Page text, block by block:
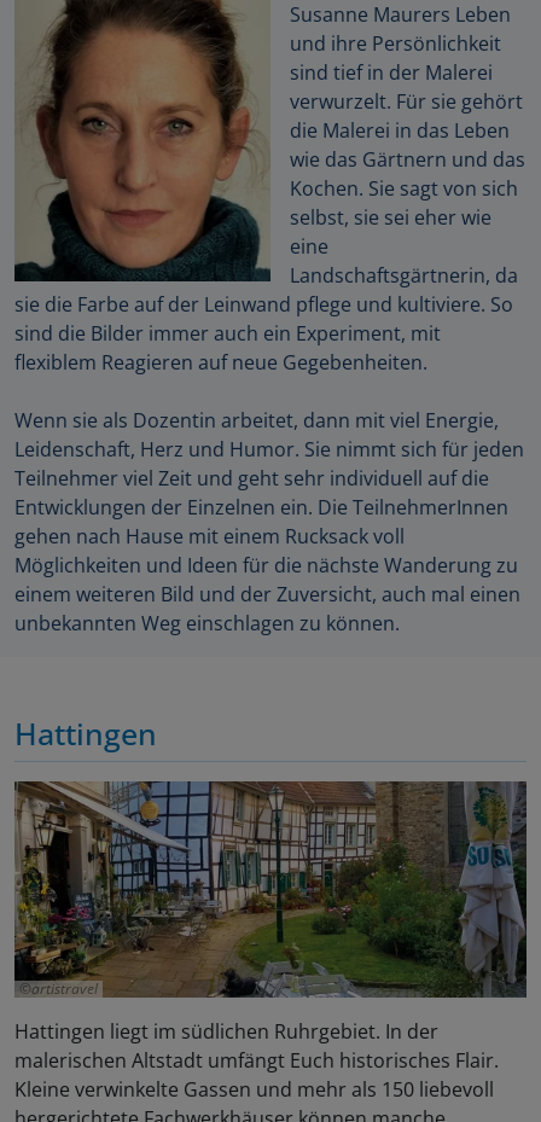
Susanne Maurers Leben
und ihre Persönlichkeit
sind tief in der Malerei
verwurzelt. Für sie gehört
die Malerei in das Leben
wie das Gärtnern und das
Kochen. Sie sagt von sich
selbst, sie sei eher wie
eine
Landschaftsgärtnerin, da
sie die Farbe auf der Leinwand pflege und kultiviere. So
sind die Bilder immer auch ein Experiment, mit
flexiblem Reagieren auf neue Gegebenheiten.
Wenn sie als Dozentin arbeitet, dann mit viel Energie,
Leidenschaft, Herz und Humor. Sie nimmt sich für jeden
Teilnehmer viel Zeit und geht sehr individuell auf die
Entwicklungen der Einzelnen ein. Die TeilnehmerInnen
gehen nach Hause mit einem Rucksack voll
Möglichkeiten und Ideen für die nächste Wanderung zu
einem weiteren Bild und der Zuversicht, auch mal einen
unbekannten Weg einschlagen zu können.
Hattingen
artistravel
Hattingen liegt im südlichen Ruhrgebiet. In der
malerischen Altstadt umfängt Euch historisches Flair.
Kleine verwinkelte Gassen und mehr als 150 liebevoll